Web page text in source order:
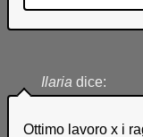
Ilaria dice:
Ottimo lavoro x i